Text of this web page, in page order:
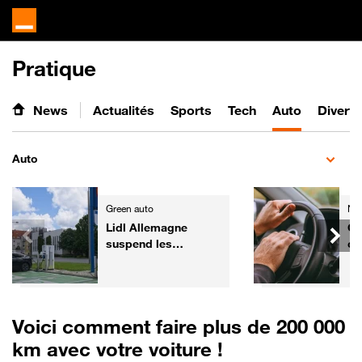
Pratique
News Actualités Sports Tech Auto
Auto
Green auto
Lidl Allemagne
suspend les
Voici comment faire plus de 200 000
km avec votre voiture !